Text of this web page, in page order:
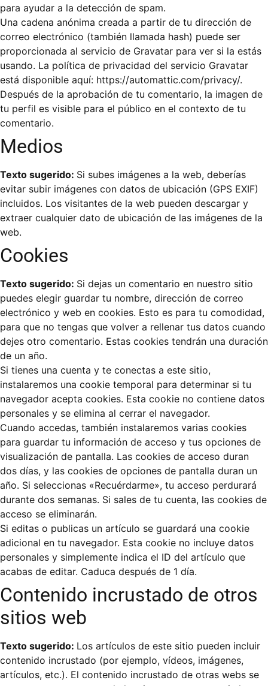
para ayudar a la detección de spam.
Una cadena anónima creada a partir de tu dirección de
correo electrónico (también llamada hash) puede ser
proporcionada al servicio de Gravatar para ver si la estás
usando. La política de privacidad del servicio Gravatar
está disponible aquí: https://automattic.com/privacy/.
Después de la aprobación de tu comentario, la imagen de
tu perfil es visible para el público en el contexto de tu
comentario.
Medios
Texto sugerido: Si subes imágenes a la web, deberías
evitar subir imágenes con datos de ubicación (GPS EXIF)
incluidos. Los visitantes de la web pueden descargar y
extraer cualquier dato de ubicación de las imágenes de la
web.
Cookies
Texto sugerido: Si dejas un comentario en nuestro sitio
puedes elegir guardar tu nombre, dirección de correo
electrónico y web en cookies. Esto es para tu comodidad,
para que no tengas que volver a rellenar tus datos cuando
dejes otro comentario. Estas cookies tendrán una duración
de un año.
Si tienes una cuenta y te conectas a este sitio,
instalaremos una cookie temporal para determinar si tu
navegador acepta cookies. Esta cookie no contiene datos
personales y se elimina al cerrar el navegador.
Cuando accedas, también instalaremos varias cookies
para guardar tu información de acceso y tus opciones de
visualización de pantalla. Las cookies de acceso duran
dos días, y las cookies de opciones de pantalla duran un
año. Si seleccionas «Recuérdarme», tu acceso perdurará
durante dos semanas. Si sales de tu cuenta, las cookies de
acceso se eliminarán.
Si editas o publicas un artículo se guardará una cookie
adicional en tu navegador. Esta cookie no incluye datos
personales y simplemente indica el ID del artículo que
acabas de editar. Caduca después de 1 día.
Contenido incrustado de otros
sitios web
Texto sugerido: Los artículos de este sitio pueden incluir
contenido incrustado (por ejemplo, vídeos, imágenes,
artículos, etc.). El contenido incrustado de otras webs se